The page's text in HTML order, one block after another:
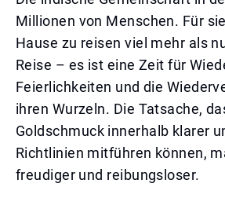
Millionen von Menschen. Für
Hause zu reisen viel mehr als
Reise – es ist eine Zeit für
Feierlichkeiten und die
ihren Wurzeln. Die Tatsache,
Goldschmuck innerhalb klarer
Richtlinien mitführen können,
freudiger und reibungsloser.